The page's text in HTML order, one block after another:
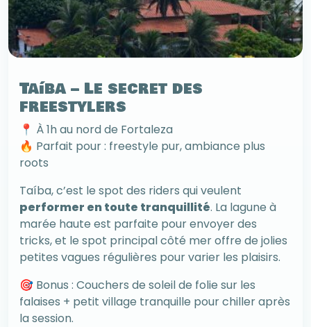
Taíba – Le secret des
freestylers
📍 À 1h au nord de Fortaleza
🔥 Parfait pour : freestyle pur, ambiance plus
roots
Taíba, c’est le spot des riders qui veulent
performer en toute tranquillité. La lagune à
marée haute est parfaite pour envoyer des
tricks, et le spot principal côté mer offre de jolies
petites vagues régulières pour varier les plaisirs.
🎯 Bonus : Couchers de soleil de folie sur les
falaises + petit village tranquille pour chiller après
la session.